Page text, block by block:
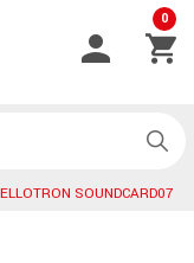
0
SOUNDCARD07